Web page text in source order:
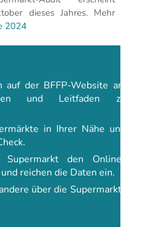
dieses Jahres. Mehr
2024
der BFFP-Website an,
und Leitfaden zu
in Ihrer Nähe und
den Online-
reichen die Daten ein.
über die Supermarkt-